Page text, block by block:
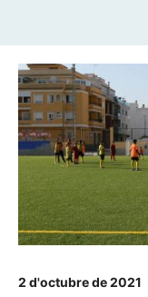
2 d'octubre de 2021